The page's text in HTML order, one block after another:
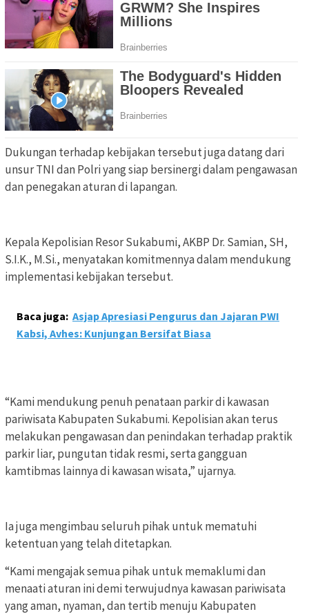
Dukungan terhadap kebijakan tersebut juga datang dari
unsur TNI dan Polri yang siap bersinergi dalam pengawasan
dan penegakan aturan di lapangan.
Kepala Kepolisian Resor Sukabumi, AKBP Dr. Samian, SH,
S.I.K., M.Si., menyatakan komitmennya dalam mendukung
implementasi kebijakan tersebut.
Baca juga: Asjap Apresiasi Pengurus dan Jajaran PWI
Kabsi, Avhes: Kunjungan Bersifat Biasa
“Kami mendukung penuh penataan parkir di kawasan
pariwisata Kabupaten Sukabumi. Kepolisian akan terus
melakukan pengawasan dan penindakan terhadap praktik
parkir liar, pungutan tidak resmi, serta gangguan
kamtibmas lainnya di kawasan wisata,” ujarnya.
Ia juga mengimbau seluruh pihak untuk mematuhi
ketentuan yang telah ditetapkan.
“Kami mengajak semua pihak untuk memaklumi dan
menaati aturan ini demi terwujudnya kawasan pariwisata
yang aman, nyaman, dan tertib menuju Kabupaten